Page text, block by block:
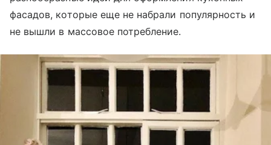
фасадов, которые еще не набрали популярность и
не вышли в массовое потребление.